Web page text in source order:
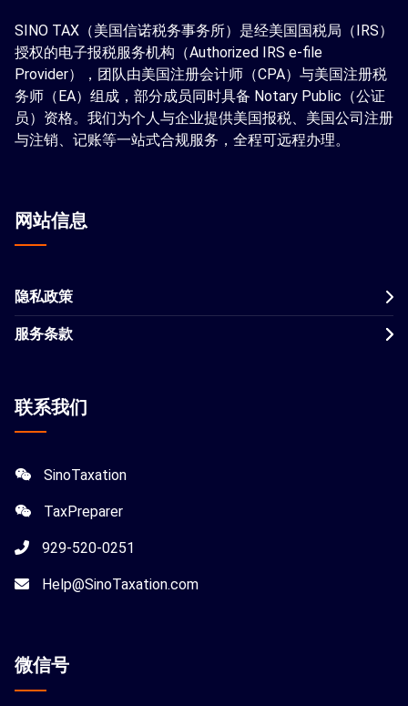
SINO TAX（美国信诺税务事务所）是经美国国税局（IRS）
授权的电子报税服务机构（Authorized IRS e-file
Provider），团队由美国注册会计师（CPA）与美国注册税
务师（EA）组成，部分成员同时具备 Notary Public（公证
员）资格。我们为个人与企业提供美国报税、美国公司注册
与注销、记账等一站式合规服务，全程可远程办理。
网站信息
隐私政策
服务条款
联系我们
SinoTaxation
TaxPreparer
929-520-0251
Help@SinoTaxation.com
微信号